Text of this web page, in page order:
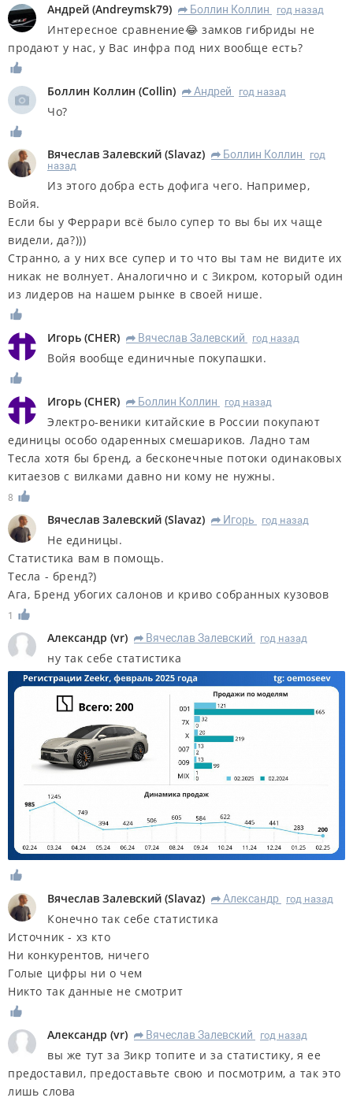
Андрей (Andreymsk79) R Боллин Коллин год назад
Интересное сравнение😂 замков гибриды не
продают у нас, у Вас инфра под них вообще есть?
Боллин Коллин (Collin) R Андрей год назад
Чо?
Вячеслав Залевский (Slavaz) R Боллин Коллин
год
назад
Из этого добра есть дофига чего. Например,
Войя.
Если бы у Феррари всё было супер то вы бы их чаще
видели, да?)))
Странно, а у них все супер и то что вы там не видите их
никак не волнует. Аналогично и с Зикром, который один
из лидеров на нашем рынке в своей нише.
Игорь (CHER) R Вячеслав Залевский год назад
Войя вообще единичные покупашки.
Игорь (CHER) R Боллин Коллин год назад
Электро-веники китайские в России покупают
единицы особо одаренных смешариков. Ладно там
Тесла хотя бы бренд, а бесконечные потоки одинаковых
китаезов с вилками давно ни кому не нужны.
8
Вячеслав Залевский (Slavaz) R Игорь год назад
Не единицы.
Статистика вам в помощь.
Тесла - бренд?)
Ага, Бренд убогих салонов и криво собранных кузовов
1
Александр (vr) R Вячеслав Залевский год назад
ну так себе статистика
Вячеслав Залевский (Slavaz) R Александр год назад
Конечно так себе статистика
Источник - хз кто
Ни конкурентов, ничего
Голые цифры ни о чем
Никто так данные не смотрит
Александр (vr) R Вячеслав Залевский год назад
вы же тут за Зикр топите и за статистику, я ее
предоставил, предоставьте свою и посмотрим, а так это
лишь слова